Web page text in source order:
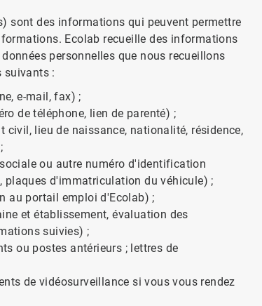
sont des informations qui peuvent permettre
Ecolab recueille des informations
personnelles que nous recueillons
suivants :
e-mail, fax) ;
de téléphone, lien de parenté) ;
civil, lieu de naissance, nationalité, résidence,
ou autre numéro d'identification
plaques d'immatriculation du véhicule) ;
au portail emploi d'Ecolab) ;
et établissement, évaluation des
suivies) ;
ou postes antérieurs ; lettres de
de vidéosurveillance si vous vous rendez